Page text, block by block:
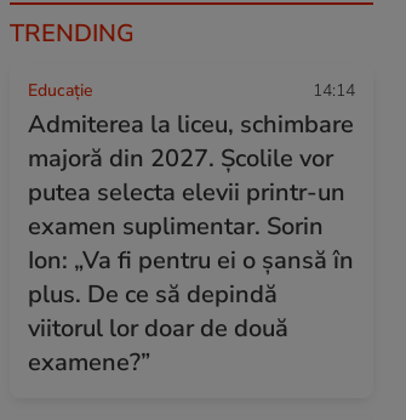
TRENDING
Educație 14:14
Admiterea la liceu, schimbare
majoră din 2027. Școlile vor
putea selecta elevii printr-un
examen suplimentar. Sorin
Ion: „Va fi pentru ei o șansă în
plus. De ce să depindă
viitorul lor doar de două
examene?”